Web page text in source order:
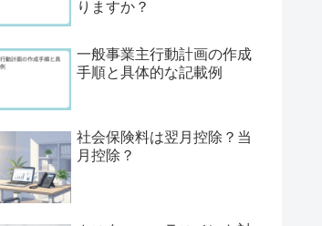
りますか？
一般事業主行動計画の作成
手順と具体的な記載例
社会保険料は翌月控除？当
月控除？